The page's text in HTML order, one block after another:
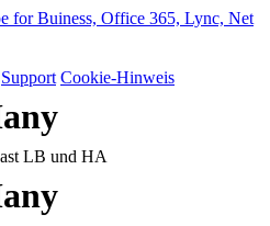
Support Cookie-Hinweis
LB und HA